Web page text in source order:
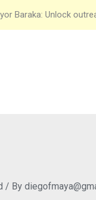
Baraka: Unlock
/ By